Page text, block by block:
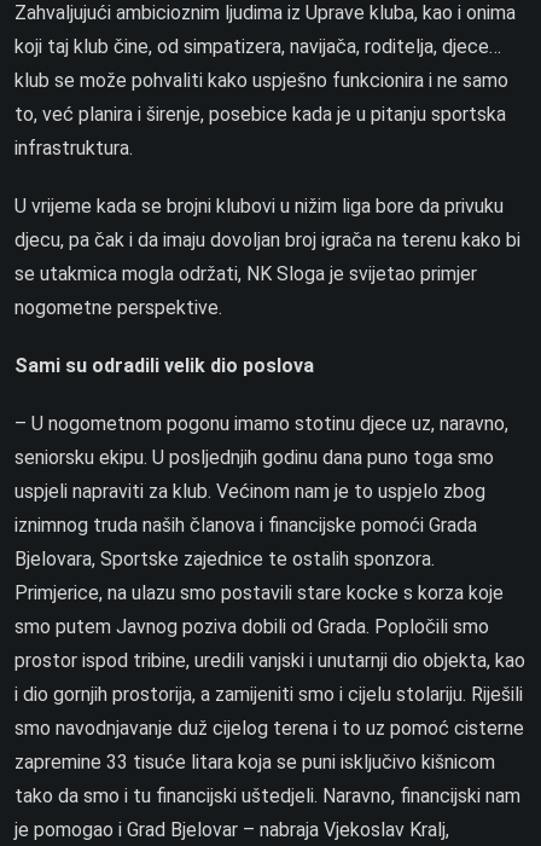
Zahvaljujući ambicioznim ljudima iz Uprave kluba, kao i onima
koji taj klub čine, od simpatizera, navijača, roditelja, djece…
klub se može pohvaliti kako uspješno funkcionira i ne samo
to, već planira i širenje, posebice kada je u pitanju sportska
infrastruktura.
U vrijeme kada se brojni klubovi u nižim liga bore da privuku
djecu, pa čak i da imaju dovoljan broj igrača na terenu kako bi
se utakmica mogla održati, NK Sloga je svijetao primjer
nogometne perspektive.
Sami su odradili velik dio poslova
– U nogometnom pogonu imamo stotinu djece uz, naravno,
seniorsku ekipu. U posljednjih godinu dana puno toga smo
uspjeli napraviti za klub. Većinom nam je to uspjelo zbog
iznimnog truda naših članova i financijske pomoći Grada
Bjelovara, Sportske zajednice te ostalih sponzora.
Primjerice, na ulazu smo postavili stare kocke s korza koje
smo putem Javnog poziva dobili od Grada. Popločili smo
prostor ispod tribine, uredili vanjski i unutarnji dio objekta, kao
i dio gornjih prostorija, a zamijeniti smo i cijelu stolariju. Riješili
smo navodnjavanje duž cijelog terena i to uz pomoć cisterne
zapremine 33 tisuće litara koja se puni isključivo kišnicom
tako da smo i tu financijski uštedjeli. Naravno, financijski nam
je pomogao i Grad Bjelovar – nabraja Vjekoslav Kralj,